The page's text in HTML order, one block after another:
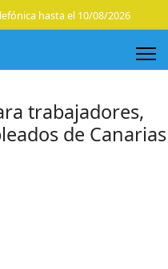
hasta el 10/08/2026
trabajadores,
de Canarias